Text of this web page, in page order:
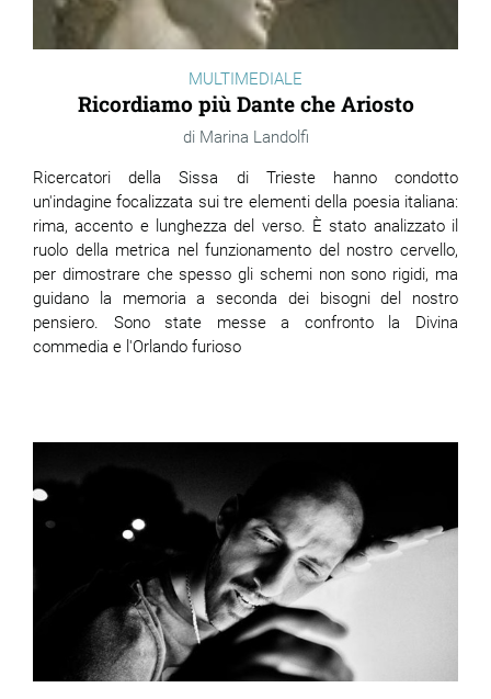
MULTIMEDIALE
Ricordiamo più Dante che Ariosto
Marina Landolfi
Ricercatori della Sissa di Trieste hanno condotto
un'indagine focalizzata sui tre elementi della poesia italiana:
rima, accento e lunghezza del verso. È stato analizzato il
ruolo della metrica nel funzionamento del nostro cervello,
per dimostrare che spesso gli schemi non sono rigidi, ma
guidano la memoria a seconda dei bisogni del nostro
pensiero. Sono state messe a confronto la Divina
commedia e l'Orlando furioso